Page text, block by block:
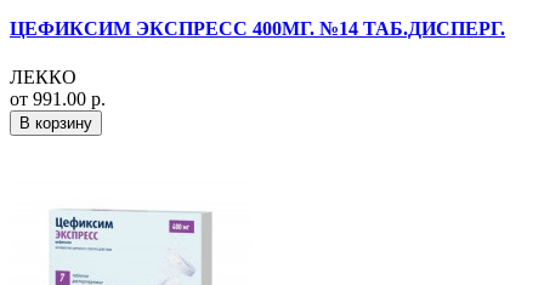
ЦЕФИКСИМ ЭКСПРЕСС 400МГ. №14 ТАБ.ДИСПЕРГ.
ЛЕККО
от 991.00 р.
В корзину